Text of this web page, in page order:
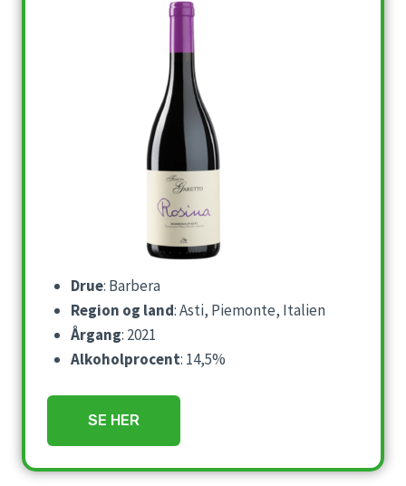
Drue: Barbera
Region og land: Asti, Piemonte, Italien
Årgang: 2021
Alkoholprocent: 14,5%
SE HER